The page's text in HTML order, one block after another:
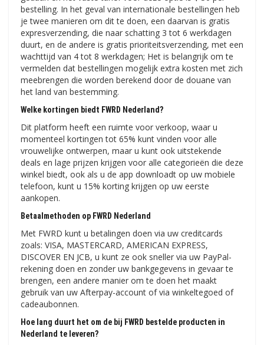
bestelling. In het geval van internationale bestellingen heb
je twee manieren om dit te doen, een daarvan is gratis
expresverzending, die naar schatting 3 tot 6 werkdagen
duurt, en de andere is gratis prioriteitsverzending, met een
wachttijd van 4 tot 8 werkdagen; Het is belangrijk om te
vermelden dat bestellingen mogelijk extra kosten met zich
meebrengen die worden berekend door de douane van
het land van bestemming.
Welke kortingen biedt FWRD Nederland?
Dit platform heeft een ruimte voor verkoop, waar u
momenteel kortingen tot 65% kunt vinden voor alle
vrouwelijke ontwerpen, maar u kunt ook uitstekende
deals en lage prijzen krijgen voor alle categorieën die deze
winkel biedt, ook als u de app downloadt op uw mobiele
telefoon, kunt u 15% korting krijgen op uw eerste
aankopen.
Betaalmethoden op FWRD Nederland
Met FWRD kunt u betalingen doen via uw creditcards
zoals: VISA, MASTERCARD, AMERICAN EXPRESS,
DISCOVER EN JCB, u kunt ze ook sneller via uw PayPal-
rekening doen en zonder uw bankgegevens in gevaar te
brengen, een andere manier om te doen het maakt
gebruik van uw Afterpay-account of via winkeltegoed of
cadeaubonnen.
Hoe lang duurt het om de bij FWRD bestelde producten in
Nederland te leveren?